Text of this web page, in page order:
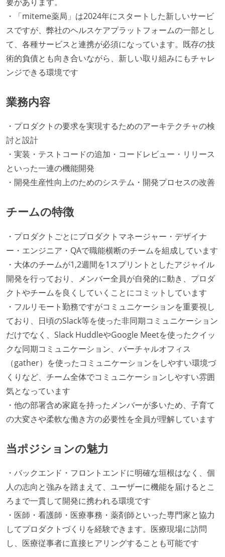
・「miteme薬局」は2024年にスタートした新しいサービ
スですが、弊社のヘルスケアプラットフォームの一部とし
て、各種サービスと連携が必須になっています。既存の技
術的負債とも向き合いながら、新しい取り組みにもチャレ
ンジできる環境です
業務内容
・プロダクトの要求を実現するためのアーキテクチャの検
討と設計
・実装・テストコードの追加・コードレビュー・リリース
といった一連の機能開発
・開発生産性向上のためのシステム・開発プロセスの改善
チームの特徴
・プロダクトごとにプロダクトマネージャー・デザイナ
ー・エンジニア・QAで職能横断のチームを組成しています
・大体のチームが1,2週間を1スプリントとしたアジャイル
開発を行っており、メンバー全員が自発的に動き、プロダ
クトやチームを良くしていくことにコミットしています
・フルリモート勤務ですがコミュニケーションを重要視し
ており、日頃のSlack等を使った非同期コミュニケーション
だけでなく、Slack HuddleやGoogle Meetを使ったクイッ
クな同期コミュニケーション、バーチャルオフィス
（gather）を使ったコミュニケーションをしやすい環境づ
くりなど、チーム全体でコミュニケーションしやすい雰囲
気となっています
・他の部署含め家庭を持ったメンバーが多いため、子育て
の大変さや柔軟な働き方の必要性を全員が理解しています
当ポジションの魅力
・バックエンド・フロントエンドに明確な垣根はなく、個
人の志向と強みを踏まえて、ユーザーに機能を届けるとこ
ろまで一貫して開発に携われる環境です
・医師・看護師・医療事務・薬剤師といった専門家と協力
してプロダクトづくりを経験できます。医療現場に訪問
し、医療従事者に直接ヒアリングすることも可能です